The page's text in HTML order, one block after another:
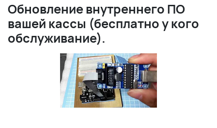
Обновление внутреннего ПО
вашей кассы (бесплатно у кого
обслуживание).